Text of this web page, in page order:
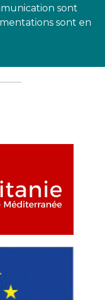
sont
sont en